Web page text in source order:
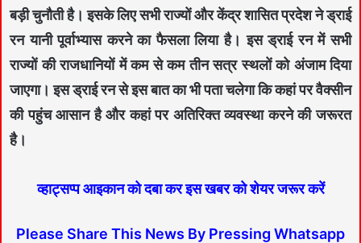
बड़ी चुनौती है। इसके लिए सभी राज्यों और केंद्र शासित प्रदेश ने ड्राई
रन यानी पूर्वाभ्यास करने का फैसला लिया है। इस ड्राई रन में सभी
राज्यों की राजधानियों में कम से कम तीन सत्र स्थलों को अंजाम दिया
जाएगा। इस ड्राई रन से इस बात का भी पता चलेगा कि कहां पर वैक्सीन
की पहुंच आसान है और कहां पर अतिरिक्त व्यवस्था करने की जरूरत
है।
व्हाट्सप्प आइकान को दबा कर इस खबर को शेयर जरूर करें
Please Share This News By Pressing Whatsapp